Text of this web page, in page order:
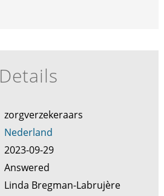
Details
zorgverzekeraars
Nederland
2023-09-29
Answered
Linda Bregman-Labrujère